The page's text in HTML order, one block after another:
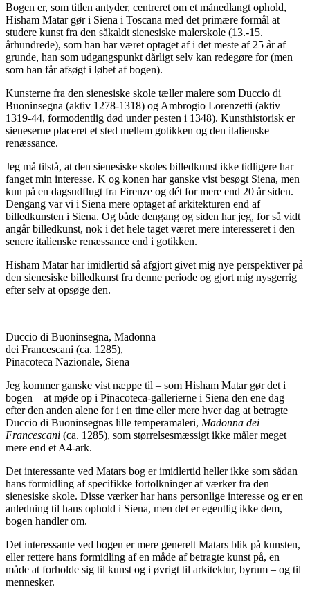
Bogen er, som titlen antyder, centreret om et månedlangt ophold,
Hisham Matar gør i Siena i Toscana med det primære formål at
studere kunst fra den såkaldt sienesiske malerskole (13.-15.
århundrede), som han har været optaget af i det meste af 25 år af
grunde, han som udgangspunkt dårligt selv kan redegøre for (men
som han får afsøgt i løbet af bogen).
Kunsterne fra den sienesiske skole tæller malere som Duccio di
Buoninsegna (aktiv 1278-1318) og Ambrogio Lorenzetti (aktiv
1319-44, formodentlig død under pesten i 1348). Kunsthistorisk er
sieneserne placeret et sted mellem gotikken og den italienske
renæssance.
Jeg må tilstå, at den sienesiske skoles billedkunst ikke tidligere har
fanget min interesse. K og konen har ganske vist besøgt Siena, men
kun på en dagsudflugt fra Firenze og dét for mere end 20 år siden.
Dengang var vi i Siena mere optaget af arkitekturen end af
billedkunsten i Siena. Og både dengang og siden har jeg, for så vidt
angår billedkunst, nok i det hele taget været mere interesseret i den
senere italienske renæssance end i gotikken.
Hisham Matar har imidlertid så afgjort givet mig nye perspektiver på
den sienesiske billedkunst fra denne periode og gjort mig nysgerrig
efter selv at opsøge den.
Duccio di Buoninsegna, Madonna
dei Francescani (ca. 1285),
Pinacoteca Nazionale, Siena
Jeg kommer ganske vist næppe til – som Hisham Matar gør det i
bogen – at møde op i Pinacoteca-gallerierne i Siena den ene dag
efter den anden alene for i en time eller mere hver dag at betragte
Duccio di Buoninsegnas lille temperamaleri, Madonna dei
Francescani (ca. 1285), som størrelsesmæssigt ikke måler meget
mere end et A4-ark.
Det interessante ved Matars bog er imidlertid heller ikke som sådan
hans formidling af specifikke fortolkninger af værker fra den
sienesiske skole. Disse værker har hans personlige interesse og er en
anledning til hans ophold i Siena, men det er egentlig ikke dem,
bogen handler om.
Det interessante ved bogen er mere generelt Matars blik på kunsten,
eller rettere hans formidling af en måde af betragte kunst på, en
måde at forholde sig til kunst og i øvrigt til arkitektur, byrum – og til
mennesker.